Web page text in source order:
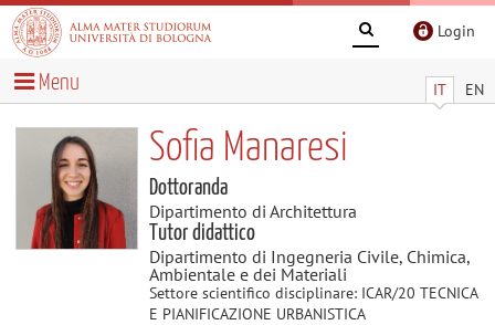
Login
IT EN
Menu
Sofia Manaresi
Dottoranda
Dipartimento di Architettura
Tutor didattico
Dipartimento di Ingegneria Civile, Chimica,
Ambientale e dei Materiali
Settore scientifico disciplinare: ICAR/20 TECNICA
E PIANIFICAZIONE URBANISTICA